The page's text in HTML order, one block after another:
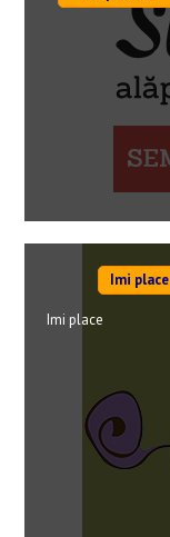
Imi place
Imi place